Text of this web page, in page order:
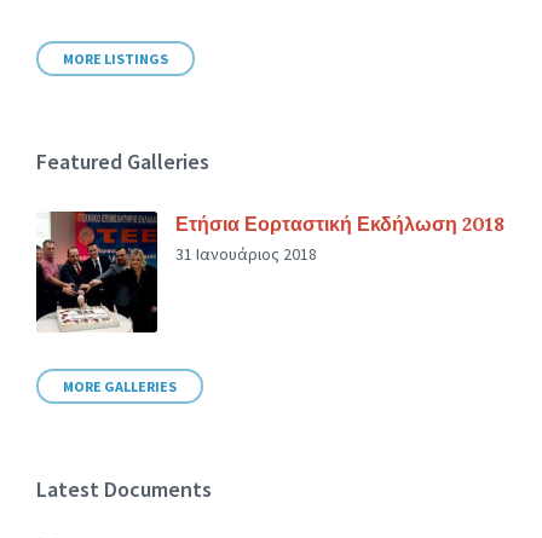
MORE LISTINGS
Featured Galleries
Ετήσια Εορταστική Εκδήλωση 2018
31 Ιανουάριος 2018
MORE GALLERIES
Latest Documents